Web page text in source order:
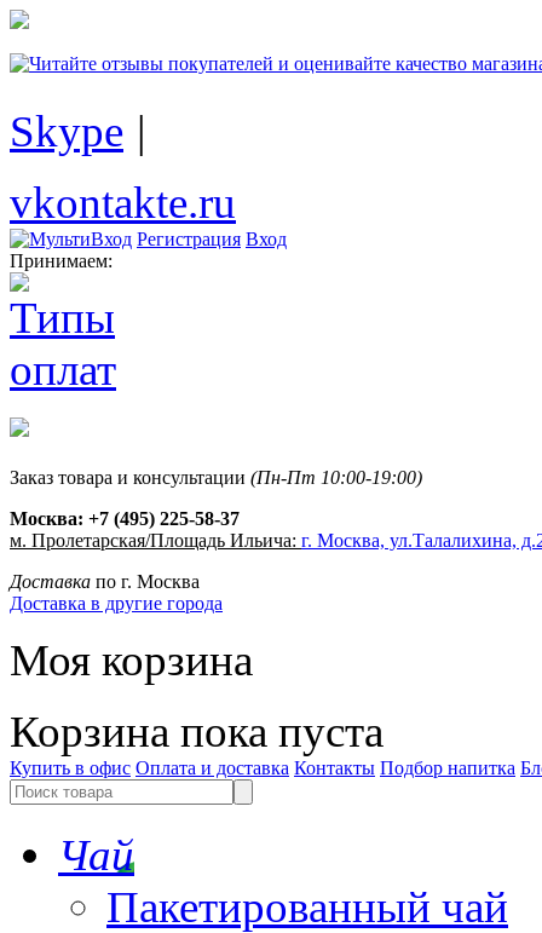
Skype |
vkontakte.ru
Регистрация Вход
Принимаем:
Заказ товара и консультации (Пн-Пт 10:00-19:00)
Москва: +7 (495) 225-58-37
м. Пролетарская/Площадь Ильича: г. Москва, ул.Талалихина,
Доставка по г. Москва
Доставка в другие города
Моя корзина
Корзина пока пуста
Купить в офис Оплата и доставка Контакты Подбор напитка
Чай
Пакетированный чай